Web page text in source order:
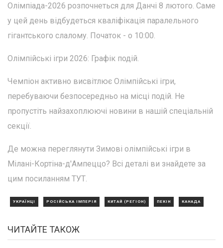
Олімпіада-2026 розпочнеться для Данчі 8 лютого. Саме
у цей день відбудеться кваліфікація паралельного
гігантського слалому. Початок - о 10:00.
Олімпійські ігри 2026: Графік подій.
Чемпіон активно висвітлює Олімпійські ігри,
перебуваючи безпосередньо на місці подій. Не
пропустіть найзахоплюючі новини в нашій спеціальній
секції.
Де можна переглянути Зимові олімпійські ігри в
Мілані-Кортіна-д'Ампеццо? Всі деталі ви знайдете за
цим посиланням ТУТ.
УКРАЇНЦІ РОСІЙСЬКА ІМПЕРІЯ КИТАЙ (РЕГІОН) ПЕКІН КАНАДА
ЧИТАЙТЕ ТАКОЖ